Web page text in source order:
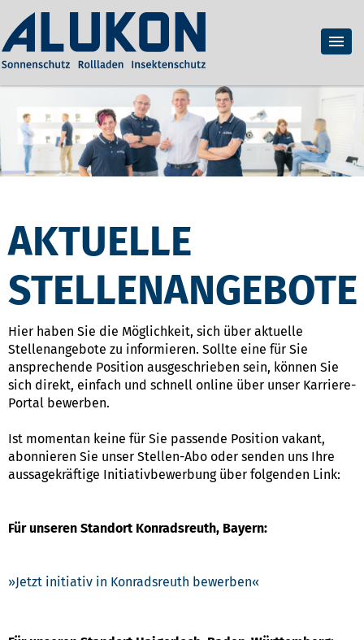
AKTUELLE
STELLENANGEBOTE
Hier haben Sie die Möglichkeit, sich über aktuelle
Stellenangebote zu informieren. Sollte eine für Sie
ansprechende Position ausgeschrieben sein, können Sie
sich direkt, einfach und schnell online über unser Karriere-
Portal bewerben.
Ist momentan keine für Sie passende Position vakant,
abonnieren Sie unser Stellen-Abo oder senden uns Ihre
aussagekräftige Initiativbewerbung über folgenden Link:
Für unseren Standort Konradsreuth, Bayern:
Jetzt initiativ in Konradsreuth bewerben